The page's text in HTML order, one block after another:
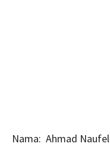
Nama: Ahmad Naufel